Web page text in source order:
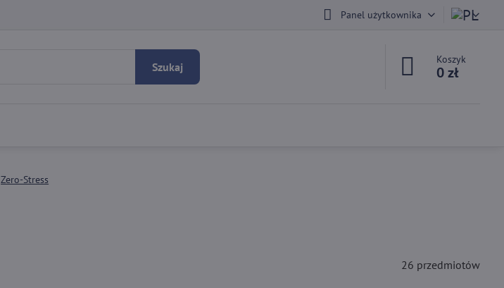
Panel użytkownika
Szukaj
Koszyk
0 zł
Zero-Stress
26 przedmiotów